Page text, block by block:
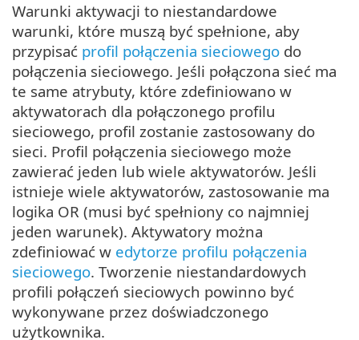
Warunki aktywacji to niestandardowe
warunki, które muszą być spełnione, aby
przypisać profil połączenia sieciowego do
połączenia sieciowego. Jeśli połączona sieć ma
te same atrybuty, które zdefiniowano w
aktywatorach dla połączonego profilu
sieciowego, profil zostanie zastosowany do
sieci. Profil połączenia sieciowego może
zawierać jeden lub wiele aktywatorów. Jeśli
istnieje wiele aktywatorów, zastosowanie ma
logika OR (musi być spełniony co najmniej
jeden warunek). Aktywatory można
zdefiniować w edytorze profilu połączenia
sieciowego. Tworzenie niestandardowych
profili połączeń sieciowych powinno być
wykonywane przez doświadczonego
użytkownika.